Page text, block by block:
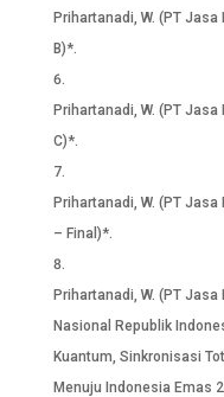
Prihartanadi, W. (PT
B)*.
Prihartanadi, W. (PT
C)*.
Prihartanadi, W. (PT
– Final)*.
Prihartanadi, W. (PT
Nasional Republik
Kuantum, Sinkronisasi
Menuju Indonesia Emas